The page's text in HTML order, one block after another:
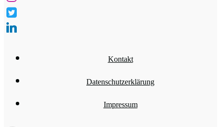
Kontakt
Datenschutzerklärung
Impressum